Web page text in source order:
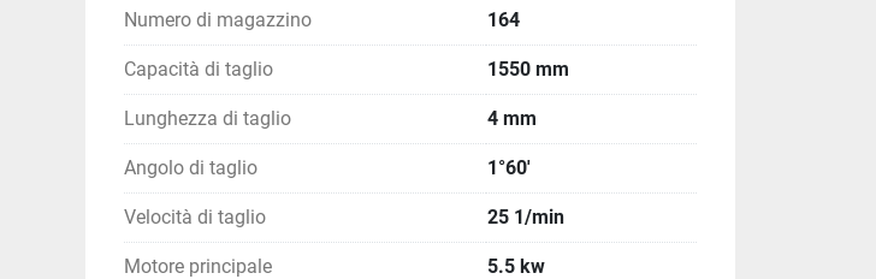
⚙️ Dati tecnici
Taglio fino a
Spessore fino a
Struttura robusta e compatta
Sistema idraulico ad alte prestazioni
Numero di magazzino 164
Capacità di taglio 1550 mm
Lunghezza di taglio 4 mm
Angolo di taglio 1°60′
Velocità di taglio 25 1/min
Motore principale 5.5 kw